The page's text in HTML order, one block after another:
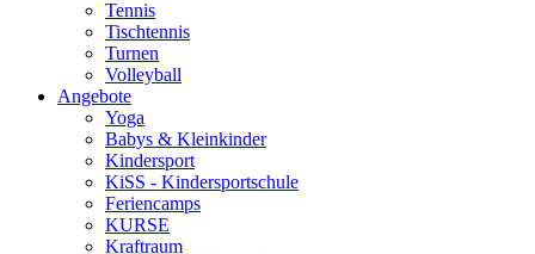
Tennis
Tischtennis
Turnen
Volleyball
Angebote
Yoga
Babys & Kleinkinder
Kindersport
KiSS - Kindersportschule
Feriencamps
KURSE
Kraftraum